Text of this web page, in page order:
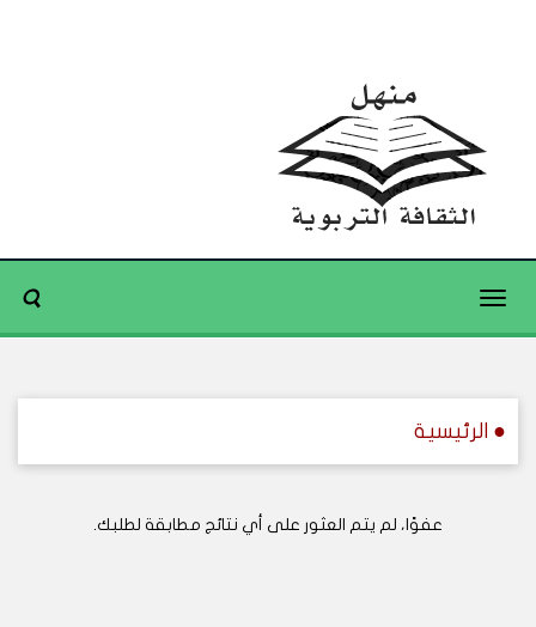
Toggle
● الرئيسية
عفوًا، لم يتم العثور على أي نتائج مطابقة لطلبك.